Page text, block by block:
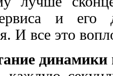
и его
И все это
динамики